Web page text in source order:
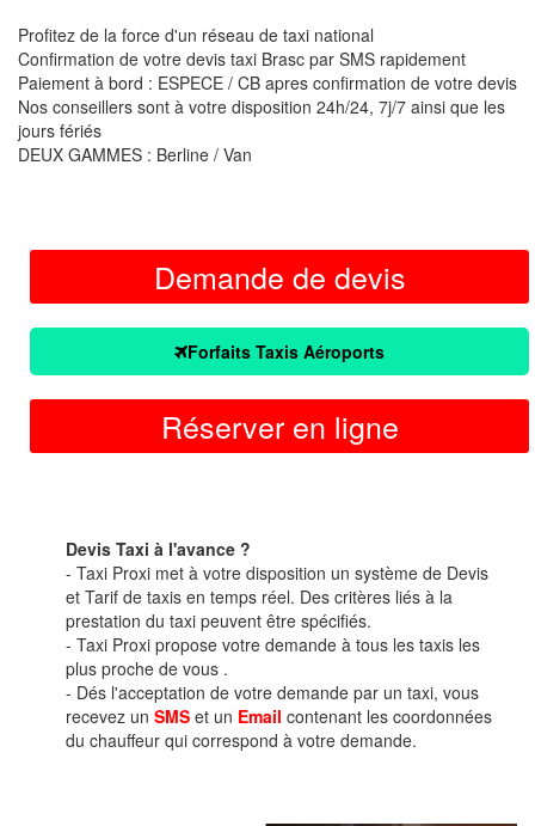
Profitez de la force d'un réseau de taxi national
Confirmation de votre devis taxi Brasc par SMS rapidement
Paiement à bord : ESPECE / CB apres confirmation de votre devis
Nos conseillers sont à votre disposition 24h/24, 7j/7 ainsi que les
jours fériés
DEUX GAMMES : Berline / Van
Demande de devis
Forfaits Taxis Aéroports
Réserver en ligne
Devis Taxi à l'avance ?
- Taxi Proxi met à votre disposition un système de Devis
et Tarif de taxis en temps réel. Des critères liés à la
prestation du taxi peuvent être spécifiés.
- Taxi Proxi propose votre demande à tous les taxis les
plus proche de vous .
- Dés l'acceptation de votre demande par un taxi, vous
recevez un SMS et un Email contenant les coordonnées
du chauffeur qui correspond à votre demande.